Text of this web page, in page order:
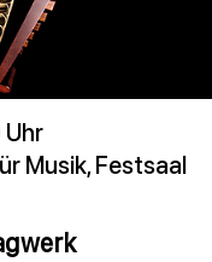
Uhr
Musik, Festsaal